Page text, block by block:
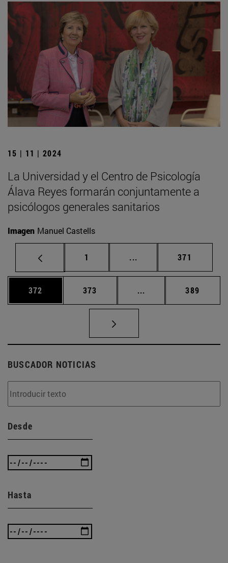
15 | 11 | 2024
La Universidad y el Centro de Psicología
Álava Reyes formarán conjuntamente a
psicólogos generales sanitarios
Imagen Manuel Castells
Página
1 ... Páginas intermedias
Página
371
Página
372 Página
373 ... Páginas intermedias
Página
389
BUSCADOR NOTICIAS
Desde
Hasta